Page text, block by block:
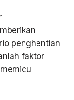
penghentian
faktor